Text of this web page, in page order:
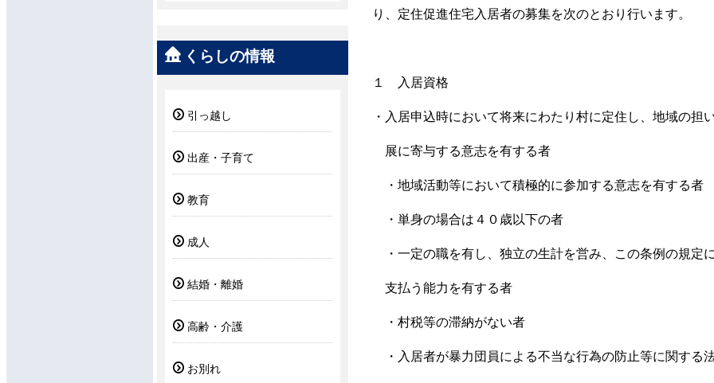
くらしの情報
引っ越し
出産・子育て
教育
成人
結婚・離婚
高齢・介護
お別れ
り、定住促進住宅入居者の募集を次のとおり行います。
１ 入居資格
・入居申込時において将来にわたり村に定住し、地域の担
展に寄与する意志を有する者
・地域活動等において積極的に参加する意志を有する者
・単身の場合は４０歳以下の者
・一定の職を有し、独立の生計を営み、この条例の規定
支払う能力を有する者
・村税等の滞納がない者
・入居者が暴力団員による不当な行為の防止等に関する